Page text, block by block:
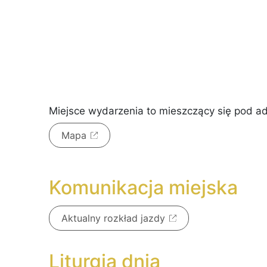
Miejsce wydarzenia to mieszczący się pod
Mapa
Komunikacja miejska
Aktualny rozkład jazdy
Liturgia dnia